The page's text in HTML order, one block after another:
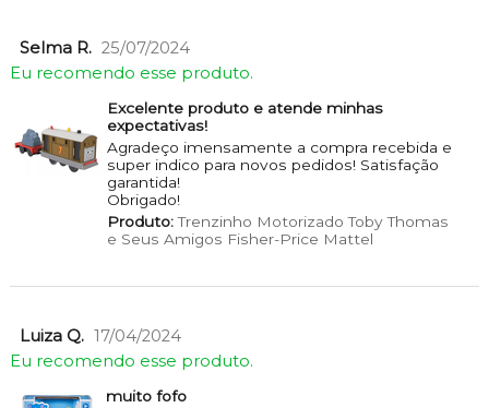
Selma R. 25/07/2024
Eu recomendo esse produto.
Excelente produto e atende minhas
expectativas!
Agradeço imensamente a compra recebida e
super indico para novos pedidos! Satisfação
garantida!
Obrigado!
Produto:Trenzinho Motorizado Toby Thomas
e Seus Amigos Fisher-Price Mattel
Luiza Q. 17/04/2024
Eu recomendo esse produto.
muito fofo